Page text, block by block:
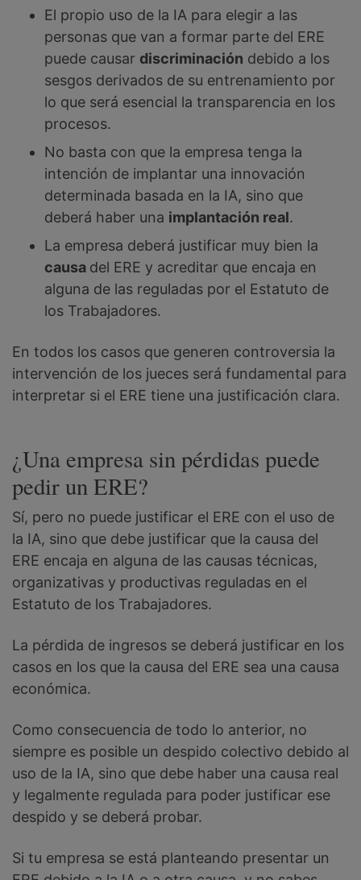
El propio uso de la IA para elegir a las
personas que van a formar parte del ERE
puede causar discriminación debido a los
sesgos derivados de su entrenamiento por
lo que será esencial la transparencia en los
procesos.
No basta con que la empresa tenga la
intención de implantar una innovación
determinada basada en la IA, sino que
deberá haber una implantación real.
La empresa deberá justificar muy bien la
causa del ERE y acreditar que encaja en
alguna de las reguladas por el Estatuto de
los Trabajadores.
En todos los casos que generen controversia la
intervención de los jueces será fundamental para
interpretar si el ERE tiene una justificación clara.
¿Una empresa sin pérdidas puede
pedir un ERE?
Sí, pero no puede justificar el ERE con el uso de
la IA, sino que debe justificar que la causa del
ERE encaja en alguna de las causas técnicas,
organizativas y productivas reguladas en el
Estatuto de los Trabajadores.
La pérdida de ingresos se deberá justificar en los
casos en los que la causa del ERE sea una causa
económica.
Como consecuencia de todo lo anterior, no
siempre es posible un despido colectivo debido al
uso de la IA, sino que debe haber una causa real
y legalmente regulada para poder justificar ese
despido y se deberá probar.
Si tu empresa se está planteando presentar un